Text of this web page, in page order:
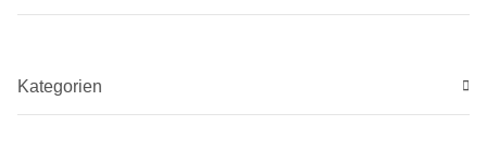
Kategorien